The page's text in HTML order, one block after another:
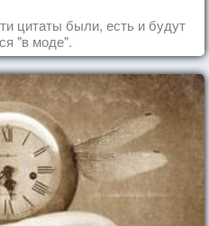
цитаты были, есть и будут
"в моде".